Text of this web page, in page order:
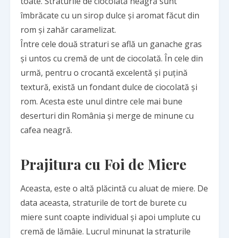
îmbrăcate cu un sirop dulce și aromat făcut din
rom și zahăr caramelizat.
Între cele două straturi se află un ganache gras
și untos cu cremă de unt de ciocolată. În cele din
urmă, pentru o crocantă excelentă și puțină
textură, există un fondant dulce de ciocolată și
rom. Acesta este unul dintre cele mai bune
deserturi din România și merge de minune cu
cafea neagră.
Prajitura cu Foi de Miere
Aceasta, este o altă plăcintă cu aluat de miere. De
data aceasta, straturile de tort de burete cu
miere sunt coapte individual și apoi umplute cu
cremă de lămâie. Lucrul minunat la straturile